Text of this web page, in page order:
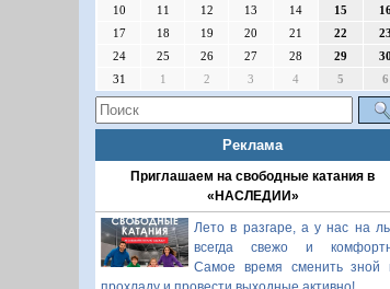
10
11 12 13 14 15
17
18 19 20 21 22
23
24
25 26 27 28 29
30
31
1 2 3 4 5 6
Реклама
Приглашаем на свободные катания в
«НАСЛЕДИИ»
Лето в разгаре, а у нас на
всегда свежо и
Самое время сменить зной